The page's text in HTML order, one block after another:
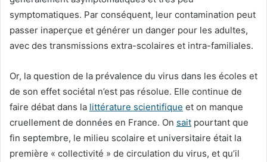
symptomatiques. Par conséquent, leur contamination peut
passer inaperçue et générer un danger pour les adultes,
avec des transmissions extra-scolaires et intra-familiales.
Or, la question de la prévalence du virus dans les écoles et
de son effet sociétal n’est pas résolue. Elle continue de
faire débat dans la littérature scientifique et on manque
cruellement de données en France. On sait pourtant que
fin septembre, le milieu scolaire et universitaire était la
première « collectivité » de circulation du virus, et qu’il